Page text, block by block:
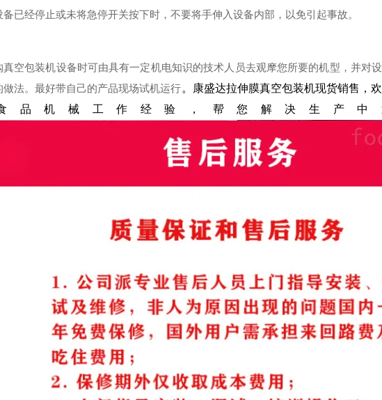
备已经停止或未将急停开关按下时，不要将手伸入设备内部，以免引起事故。
真空包装机设备时可由具有一定机电知识的技术人员去观摩您所要的机型，并对
做法。最好带自己的产品现场试机运行。康盛达拉伸膜真空包装机现货销售，
品机械工作经验，帮您解决生产中